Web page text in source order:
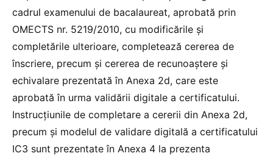
cadrul examenului de bacalaureat, aprobată prin
OMECTS nr. 5219/2010, cu modificările și
completările ulterioare, completează cererea de
înscriere, precum și cererea de recunoaștere și
echivalare prezentată în Anexa 2d, care este
aprobată în urma validării digitale a certificatului.
Instrucțiunile de completare a cererii din Anexa 2d,
precum și modelul de validare digitală a certificatului
IC3 sunt prezentate în Anexa 4 la prezenta